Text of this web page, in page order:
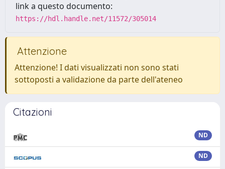
link a questo documento:
https://hdl.handle.net/11572/305014
Attenzione
Attenzione! I dati visualizzati non sono stati
sottoposti a validazione da parte dell'ateneo
Citazioni
ND
ND